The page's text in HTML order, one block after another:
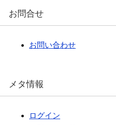
イ
お問合せ
お問い合わせ
メタ情報
ログイン